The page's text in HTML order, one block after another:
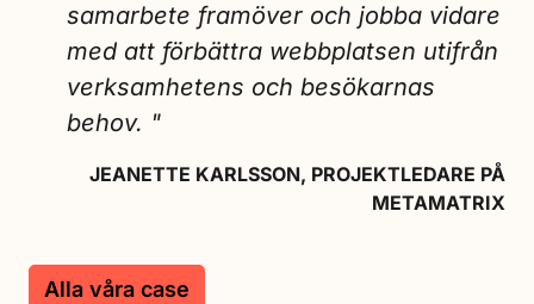
samarbete framöver och jobba vidare
med att förbättra webbplatsen utifrån
verksamhetens och besökarnas
behov. "
JEANETTE KARLSSON, PROJEKTLEDARE PÅ
METAMATRIX
Alla våra case